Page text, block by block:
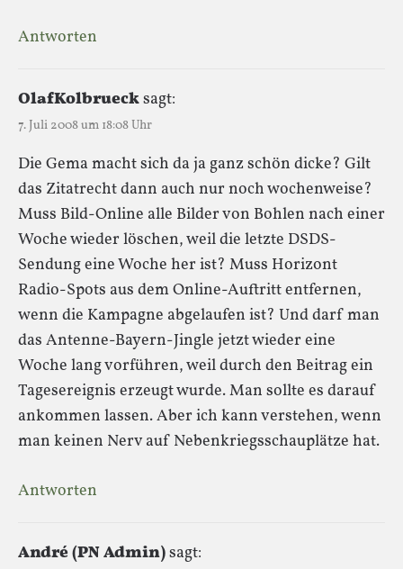
Antworten
OlafKolbruecksagt:
7. Juli 2008 um 18:08 Uhr
Die Gema macht sich da ja ganz schön dicke? Gilt
das Zitatrecht dann auch nur noch wochenweise?
Muss Bild-Online alle Bilder von Bohlen nach einer
Woche wieder löschen, weil die letzte DSDS-
Sendung eine Woche her ist? Muss Horizont
Radio-Spots aus dem Online-Auftritt entfernen,
wenn die Kampagne abgelaufen ist? Und darf man
das Antenne-Bayern-Jingle jetzt wieder eine
Woche lang vorführen, weil durch den Beitrag ein
Tagesereignis erzeugt wurde. Man sollte es darauf
ankommen lassen. Aber ich kann verstehen, wenn
man keinen Nerv auf Nebenkriegsschauplätze hat.
Antworten
André (PN Admin)sagt: